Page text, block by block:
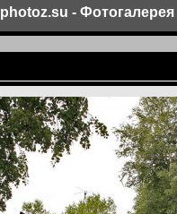
photoz.su -